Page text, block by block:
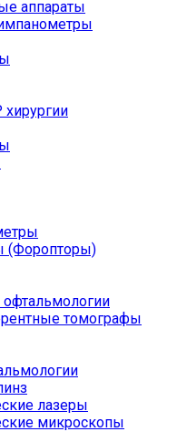
аппараты
(Форопторы)
томографы
лазеры
микроскопы